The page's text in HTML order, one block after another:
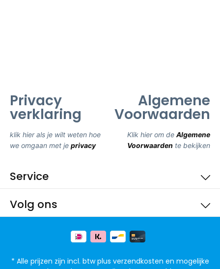
Privacy
verklaring
klik hier als je wilt weten hoe
we omgaan met je privacy
Algemene
Voorwaarden
Klik hier om de Algemene
Voorwaarden te bekijken
Volg ons
Service
* Alle prijzen zijn incl. btw plus verzendkosten en mogelijke